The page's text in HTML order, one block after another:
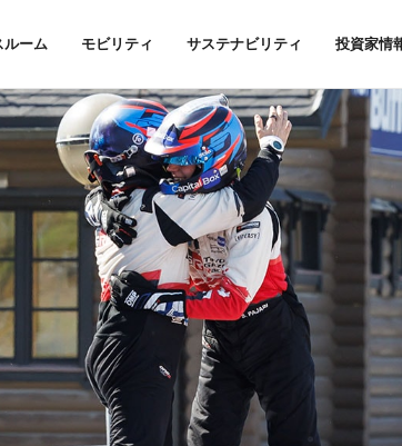
ルーム モビリティ サステナビリティ 投資家情